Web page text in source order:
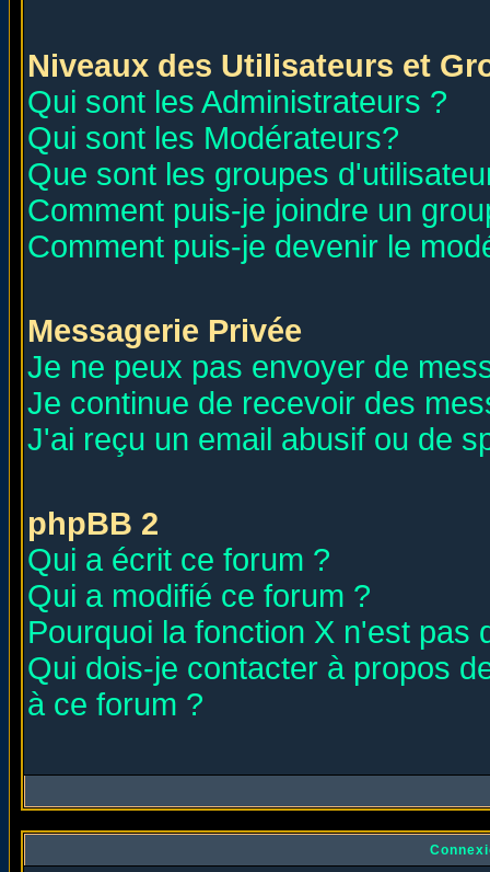
Niveaux des Utilisateurs et
Qui sont les Administrateurs ?
Qui sont les Modérateurs?
Que sont les groupes
Comment puis-je joindre un
Comment puis-je devenir le
Messagerie Privée
Je ne peux pas envoyer de
Je continue de recevoir des
J'ai reçu un email abusif ou de
phpBB 2
Qui a écrit ce forum ?
Qui a modifié ce forum ?
Pourquoi la fonction X n'est pas
Qui dois-je contacter à propos
à ce forum ?